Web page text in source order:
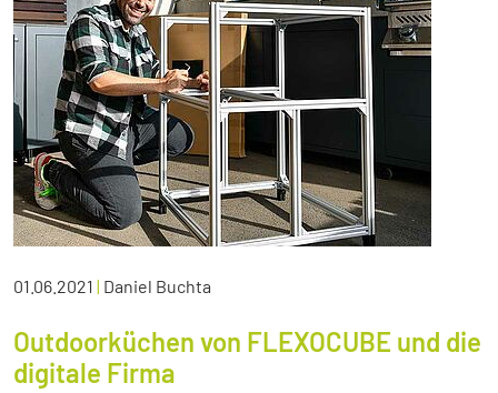
01.06.2021 | Daniel Buchta
Outdoorküchen von FLEXOCUBE und die
digitale Firma